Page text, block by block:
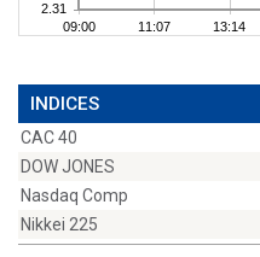
INDICES
CAC 40
DOW JONES
Nasdaq Comp
Nikkei 225